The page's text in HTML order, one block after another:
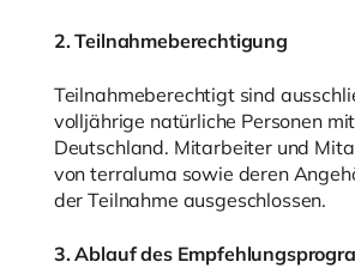
2. Teilnahmeberechtigung
Teilnahmeberechtigt sind
volljährige natürliche Personen
Deutschland. Mitarbeiter und
von terraluma sowie deren
der Teilnahme ausgeschlossen.
3. Ablauf des